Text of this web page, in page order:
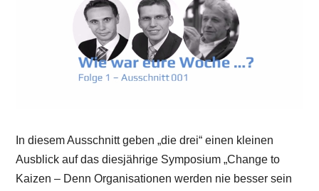
In diesem Ausschnitt geben „die drei“ einen kleinen
Ausblick auf das diesjährige Symposium „Change to
Kaizen – Denn Organisationen werden nie besser sein